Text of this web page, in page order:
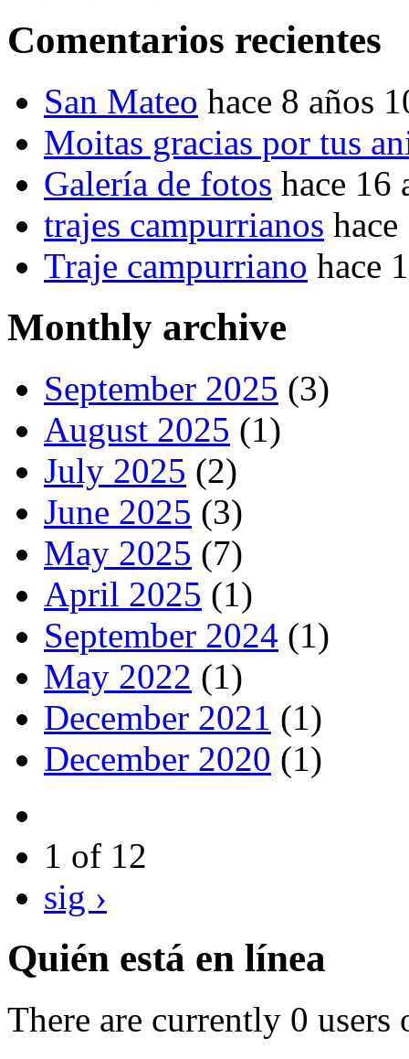
Comentarios recientes
San Mateo hace 8 años
Moitas gracias por tus
Galería de fotos hace 16
trajes campurrianos
Traje campurriano hace
Monthly archive
September 2025 (3)
August 2025 (1)
July 2025 (2)
June 2025 (3)
May 2025 (7)
April 2025 (1)
September 2024 (1)
May 2022 (1)
December 2021 (1)
December 2020 (1)
1 of 12
sig ›
Quién está en línea
There are currently 0 users